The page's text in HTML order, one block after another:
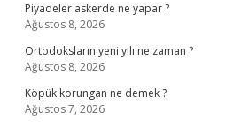
Piyadeler askerde ne yapar ?
Ağustos 8, 2026
Ortodoksların yeni yılı ne zaman ?
Ağustos 8, 2026
Köpük korungan ne demek ?
Ağustos 7, 2026